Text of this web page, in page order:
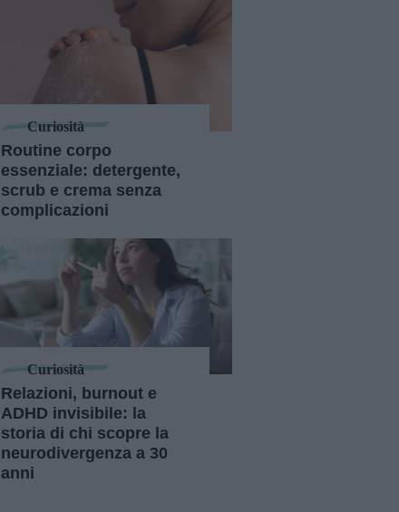
Curiosità
Routine corpo
essenziale: detergente,
scrub e crema senza
complicazioni
Curiosità
Relazioni, burnout e
ADHD invisibile: la
storia di chi scopre la
neurodivergenza a 30
anni